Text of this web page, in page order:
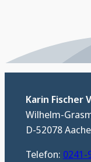
Karin Fischer
Wilhelm-
D-52078
Telefon: 0241-